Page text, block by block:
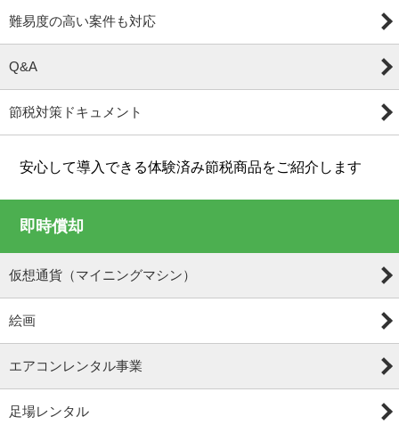
難易度の高い案件も対応
Q&A
節税対策ドキュメント
安心して導入できる体験済み節税商品をご紹介します
即時償却
仮想通貨（マイニングマシン）
絵画
エアコンレンタル事業
足場レンタル